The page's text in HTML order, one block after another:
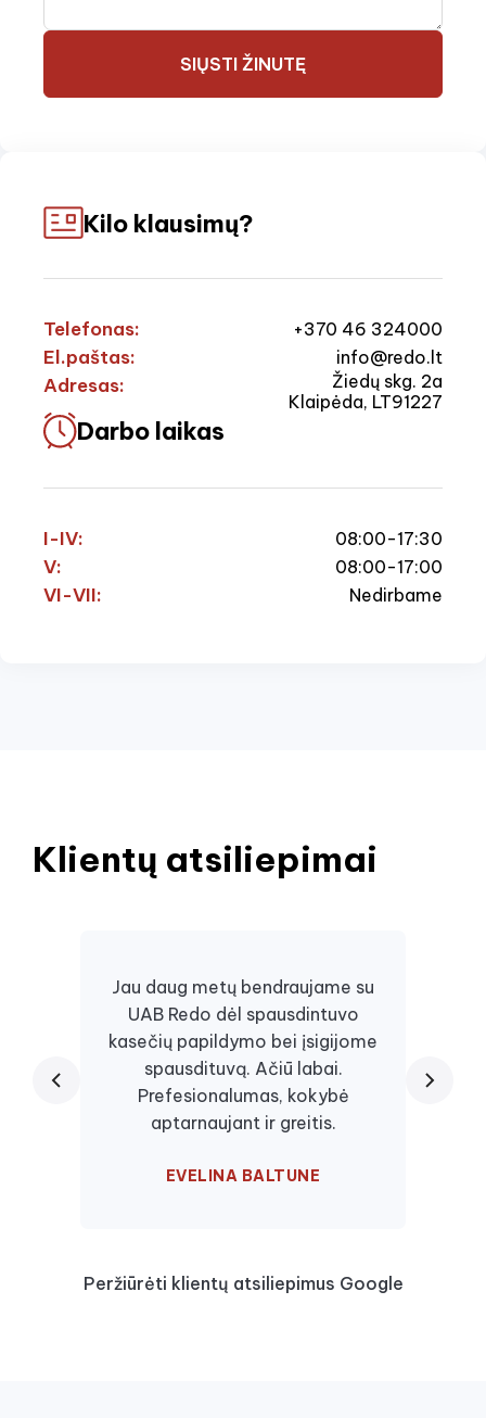
SIŲSTI ŽINUTĘ
Kilo klausimų?
Telefonas: +370 46 324000
El.paštas: info@redo.lt
Adresas:
Žiedų skg. 2a
Klaipėda, LT91227
Darbo laikas
I-IV: 08:00-17:30
V: 08:00-17:00
VI-VII: Nedirbame
Klientų atsiliepimai
Jau daug metų bendraujame su
UAB Redo dėl spausdintuvo
kasečių papildymo bei įsigijome
spausdituvą. Ačiū labai.
Prefesionalumas, kokybė
aptarnaujant ir greitis.
EVELINA BALTUNE
Peržiūrėti klientų atsiliepimus Google